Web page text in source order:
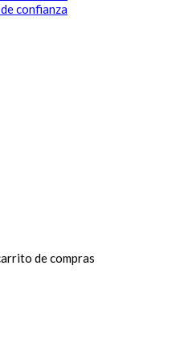
de compras